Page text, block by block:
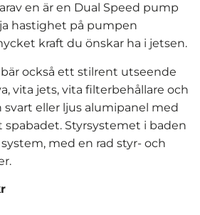
en är en Dual Speed pump
hastighet på pumpen
kraft du önskar ha i jetsen.
också ett stilrent utseende
vita jets, vita filterbehållare och
svart eller ljus alumipanel med
spabadet. Styrsystemet i baden
med en rad styr- och